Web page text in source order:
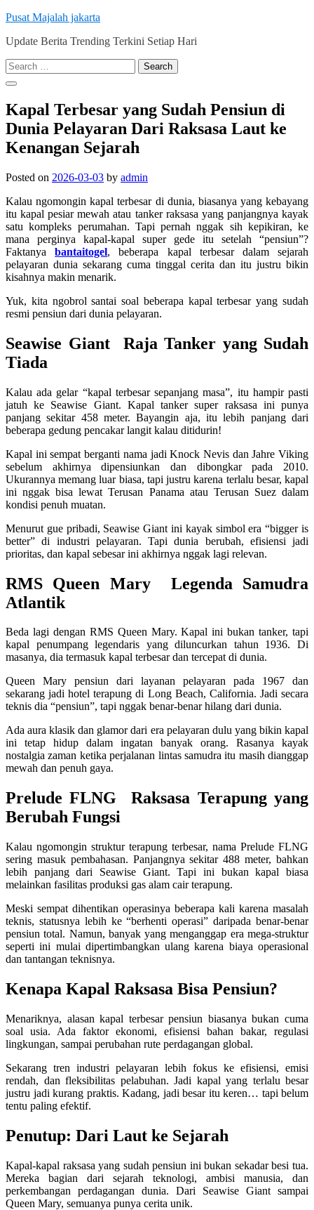
Skip
content
Pusat Majalah jakarta
Update Berita Trending Terkini Setiap Hari
Search
for:
Kapal Terbesar yang Sudah Pensiun di
Dunia Pelayaran Dari Raksasa Laut ke
Kenangan Sejarah
Posted on 2026-03-03 by admin
Kalau ngomongin kapal terbesar di dunia, biasanya yang kebayang
itu kapal pesiar mewah atau tanker raksasa yang panjangnya kayak
satu kompleks perumahan. Tapi pernah nggak sih kepikiran, ke
mana perginya kapal-kapal super gede itu setelah “pensiun”?
Faktanyabantaitogel, beberapa kapal terbesar dalam sejarah
pelayaran dunia sekarang cuma tinggal cerita dan itu justru bikin
kisahnya makin menarik.
Yuk, kita ngobrol santai soal beberapa kapal terbesar yang sudah
resmi pensiun dari dunia pelayaran.
Seawise Giant Raja Tanker yang Sudah
Tiada
Kalau ada gelar “kapal terbesar sepanjang masa”, itu hampir pasti
jatuh ke Seawise Giant. Kapal tanker super raksasa ini punya
panjang sekitar 458 meter. Bayangin aja, itu lebih panjang dari
beberapa gedung pencakar langit kalau ditidurin!
Kapal ini sempat berganti nama jadi Knock Nevis dan Jahre Viking
sebelum akhirnya dipensiunkan dan dibongkar pada 2010.
Ukurannya memang luar biasa, tapi justru karena terlalu besar, kapal
ini nggak bisa lewat Terusan Panama atau Terusan Suez dalam
kondisi penuh muatan.
Menurut gue pribadi, Seawise Giant ini kayak simbol era “bigger is
better” di industri pelayaran. Tapi dunia berubah, efisiensi jadi
prioritas, dan kapal sebesar ini akhirnya nggak lagi relevan.
RMS Queen Mary Legenda Samudra
Atlantik
Beda lagi dengan RMS Queen Mary. Kapal ini bukan tanker, tapi
kapal penumpang legendaris yang diluncurkan tahun 1936. Di
masanya, dia termasuk kapal terbesar dan tercepat di dunia.
Queen Mary pensiun dari layanan pelayaran pada 1967 dan
sekarang jadi hotel terapung di Long Beach, California. Jadi secara
teknis dia “pensiun”, tapi nggak benar-benar hilang dari dunia.
Ada aura klasik dan glamor dari era pelayaran dulu yang bikin kapal
ini tetap hidup dalam ingatan banyak orang. Rasanya kayak
nostalgia zaman ketika perjalanan lintas samudra itu masih dianggap
mewah dan penuh gaya.
Prelude FLNG Raksasa Terapung yang
Berubah Fungsi
Kalau ngomongin struktur terapung terbesar, nama Prelude FLNG
sering masuk pembahasan. Panjangnya sekitar 488 meter, bahkan
lebih panjang dari Seawise Giant. Tapi ini bukan kapal biasa
melainkan fasilitas produksi gas alam cair terapung.
Meski sempat dihentikan operasinya beberapa kali karena masalah
teknis, statusnya lebih ke “berhenti operasi” daripada benar-benar
pensiun total. Namun, banyak yang menganggap era mega-struktur
seperti ini mulai dipertimbangkan ulang karena biaya operasional
dan tantangan teknisnya.
Kenapa Kapal Raksasa Bisa Pensiun?
Menariknya, alasan kapal terbesar pensiun biasanya bukan cuma
soal usia. Ada faktor ekonomi, efisiensi bahan bakar, regulasi
lingkungan, sampai perubahan rute perdagangan global.
Sekarang tren industri pelayaran lebih fokus ke efisiensi, emisi
rendah, dan fleksibilitas pelabuhan. Jadi kapal yang terlalu besar
justru jadi kurang praktis. Kadang, jadi besar itu keren… tapi belum
tentu paling efektif.
Penutup: Dari Laut ke Sejarah
Kapal-kapal raksasa yang sudah pensiun ini bukan sekadar besi tua.
Mereka bagian dari sejarah teknologi, ambisi manusia, dan
perkembangan perdagangan dunia. Dari Seawise Giant sampai
Queen Mary, semuanya punya cerita unik.